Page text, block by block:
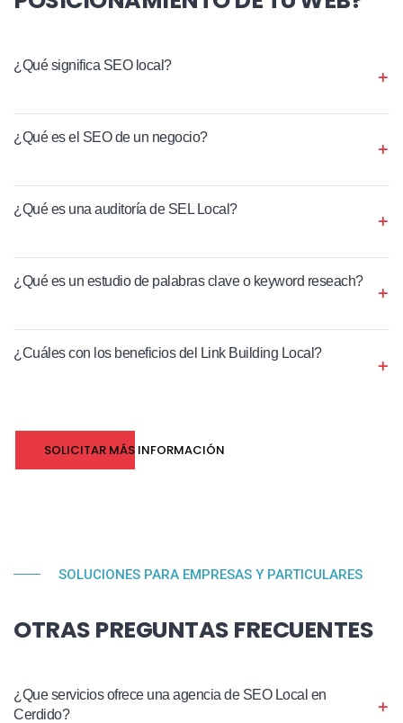
¿Qué significa SEO local?
¿Qué es el SEO de un negocio?
¿Qué es una auditoría de SEL Local?
¿Qué es un estudio de palabras clave o keyword reseach?
¿Cuáles con los beneficios del Link Building Local?
SOLICITAR MÁS INFORMACIÓN
SOLUCIONES PARA EMPRESAS Y PARTICULARES
OTRAS PREGUNTAS FRECUENTES
¿Que servicios ofrece una agencia de SEO Local en
Cerdido?